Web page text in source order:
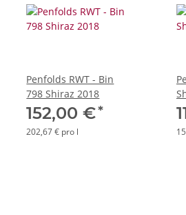
Penfolds RWT - Bin
798 Shiraz 2018
152,00 €*
202,67 € pro l